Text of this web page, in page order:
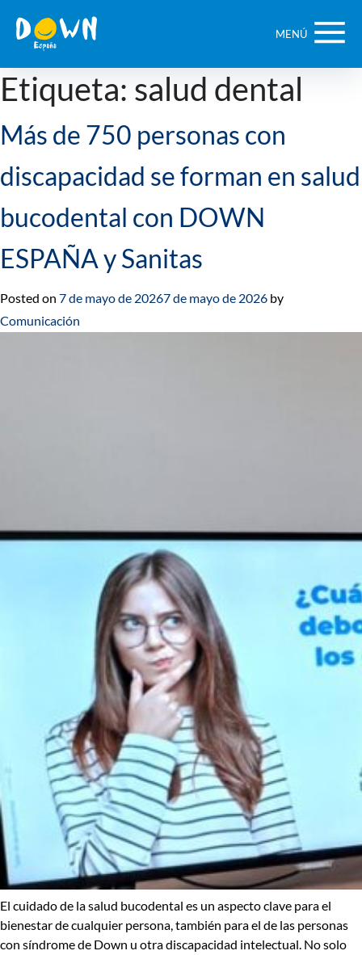
contenido
MENÚ
Etiqueta: salud dental
Más de 750 personas con
discapacidad se forman en salud
bucodental con DOWN
ESPAÑA y Sanitas
Posted on 7 de mayo de 20267 de mayo de 2026 by
Comunicación
El cuidado de la salud bucodental es un aspecto clave para el
bienestar de cualquier persona, también para el de las personas
con síndrome de Down u otra discapacidad intelectual. No solo